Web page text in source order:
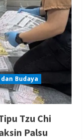
Budaya
Tzu Chi
Palsu